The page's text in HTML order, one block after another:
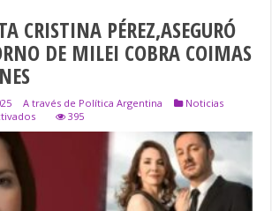
CRISTINA PÉREZ,ASEGURÓ
DE MILEI COBRA COIMAS
A través de Política Argentina
Noticias
en
LA
PÉREZ,ASEGURÓ
QUE
395